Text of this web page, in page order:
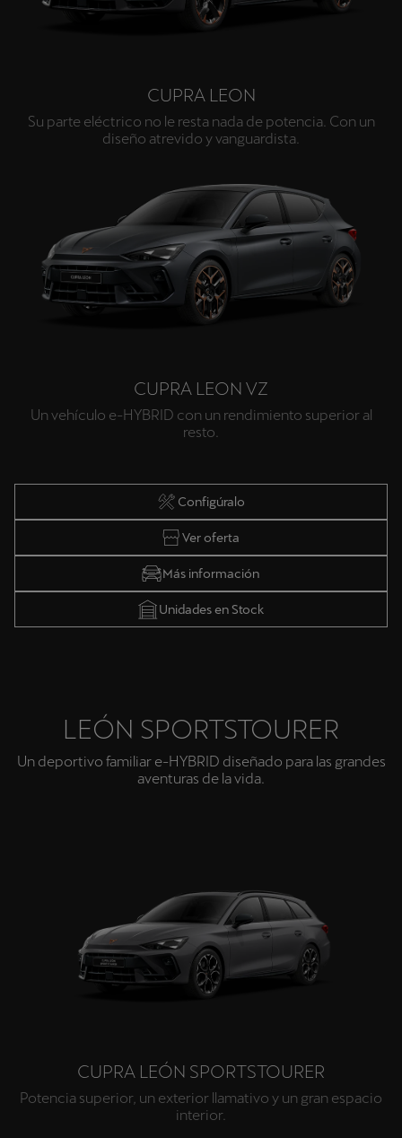
CUPRA LEON
Su parte eléctrico no le resta nada de potencia. Con un
diseño atrevido y vanguardista.
CUPRA LEON VZ
Un vehículo e-HYBRID con un rendimiento superior al
resto.
Configúralo
Ver oferta
Más información
Unidades en Stock
LEÓN SPORTSTOURER
Un deportivo familiar e-HYBRID diseñado para las grandes
aventuras de la vida.
CUPRA LEÓN SPORTSTOURER
Potencia superior, un exterior llamativo y un gran espacio
interior.